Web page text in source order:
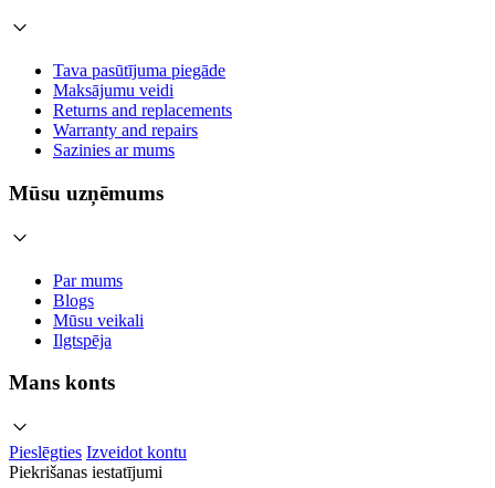
Tava pasūtījuma piegāde
Maksājumu veidi
Returns and replacements
Warranty and repairs
Sazinies ar mums
Mūsu uzņēmums
Par mums
Blogs
Mūsu veikali
Ilgtspēja
Mans konts
Pieslēgties Izveidot kontu
Piekrišanas iestatījumi